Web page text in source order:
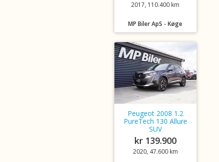
2017, 110.400 km
MP Biler ApS - Køge
Peugeot 2008 1.2
PureTech 130 Allure
SUV
kr 139.900
2020, 47.600 km